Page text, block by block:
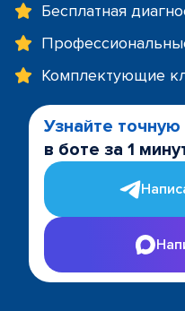
Бесплатная
Комплектующие
Узнайте точную
в боте за 1